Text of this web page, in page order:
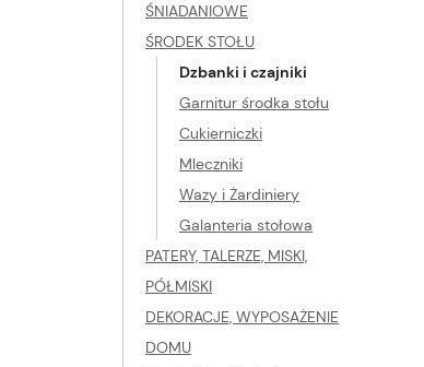
ŚNIADANIOWE
ŚRODEK STOŁU
Dzbanki i czajniki
Garnitur środka stołu
Cukierniczki
Mleczniki
Wazy i Żardiniery
Galanteria stołowa
PATERY, TALERZE, MISKI,
PÓŁMISKI
DEKORACJE, WYPOSAŻENIE
DOMU